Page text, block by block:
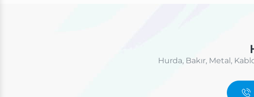
Hurda, Bakır, Metal,